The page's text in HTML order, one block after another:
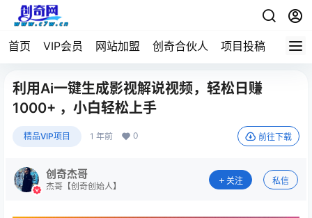
首页 VIP会员 网站加盟 创奇合伙人 项目投稿
利用Ai一键生成影视解说视频，轻松日赚
1000+ ，小白轻松上手
精品VIP项目 1 年前 0 前往下载
创奇杰哥
杰哥【创奇创始人】
关注 私信